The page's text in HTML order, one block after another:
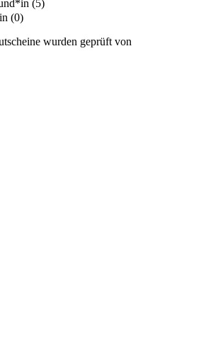
(5)
(0)
wurden geprüft von